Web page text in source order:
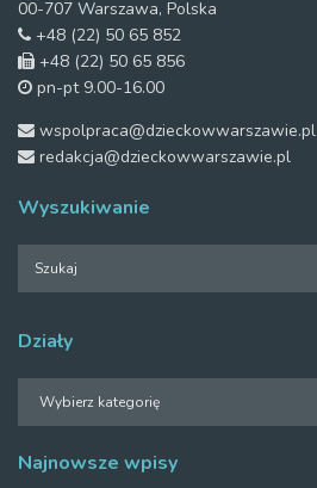
00-707 Warszawa, Polska
+48 (22) 50 65 852
+48 (22) 50 65 856
pn-pt 9.00-16.00
wspolpraca@dzieckowwarszawie.pl
redakcja@dzieckowwarszawie.pl
Wyszukiwanie
Działy
Najnowsze wpisy